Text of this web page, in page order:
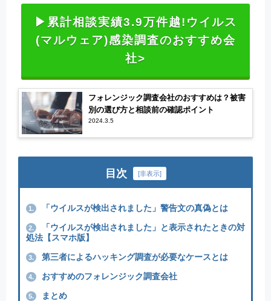
▶累計相談実績3.9万件越!ウイルス
(マルウェア)感染調査のおすすめ会
社>
フォレンジック調査会社のおすすめは？被害
別の選び方と相談前の確認ポイント
2024.3.5
目次 [非表示]
1. 「ウイルスが検出されました」警告文の真偽とは
2.
「ウイルスが検出されました」と表示されたときの対
処法【スマホ版】
3. 第三者によるハッキング調査が必要なケースとは
4. おすすめのフォレンジック調査会社
5. まとめ